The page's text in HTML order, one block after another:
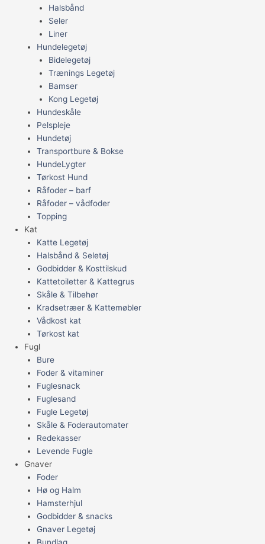
Halsbånd
Seler
Liner
Hundelegetøj
Bidelegetøj
Trænings Legetøj
Bamser
Kong Legetøj
Hundeskåle
Pelspleje
Hundetøj
Transportbure & Bokse
HundeLygter
Tørkost Hund
Råfoder – barf
Råfoder – vådfoder
Topping
Kat
Katte Legetøj
Halsbånd & Seletøj
Godbidder & Kosttilskud
Kattetoiletter & Kattegrus
Skåle & Tilbehør
Kradsetræer & Kattemøbler
Vådkost kat
Tørkost kat
Fugl
Bure
Foder & vitaminer
Fuglesnack
Fuglesand
Fugle Legetøj
Skåle & Foderautomater
Redekasser
Levende Fugle
Gnaver
Foder
Hø og Halm
Hamsterhjul
Godbidder & snacks
Gnaver Legetøj
Bundlag